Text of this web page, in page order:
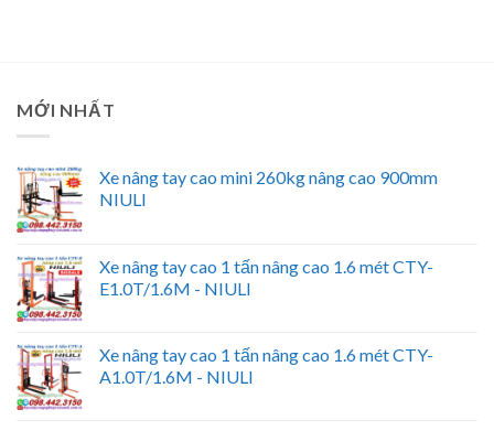
MỚI NHẤT
Xe nâng tay cao mini 260kg nâng cao 900mm
NIULI
Xe nâng tay cao 1 tấn nâng cao 1.6 mét CTY-
E1.0T/1.6M - NIULI
Xe nâng tay cao 1 tấn nâng cao 1.6 mét CTY-
A1.0T/1.6M - NIULI